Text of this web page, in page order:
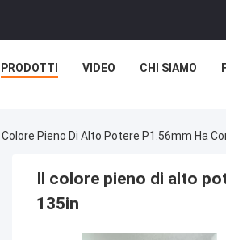
PRODOTTI VIDEO CHI SIAMO
Il Colore Pieno Di Alto Potere P1.56mm Ha
Il colore pieno di alto
135in